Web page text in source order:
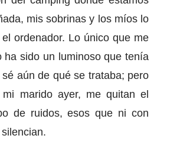
mis sobrinas y los míos lo
ordenador. Lo único que me
ha sido un luminoso que tenía
aún de qué se trataba; pero
marido ayer, me quitan el
de ruidos, esos que ni con